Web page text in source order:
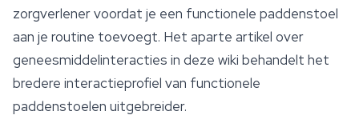
zorgverlener voordat je een functionele paddenstoel
aan je routine toevoegt. Het aparte artikel over
geneesmiddelinteracties in deze wiki behandelt het
bredere interactieprofiel van functionele
paddenstoelen uitgebreider.